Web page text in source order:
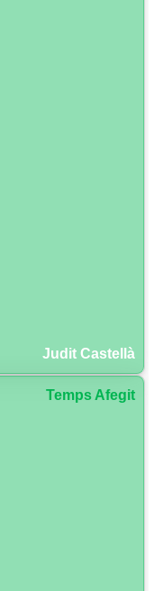
Judit Castellà
Temps Afegit